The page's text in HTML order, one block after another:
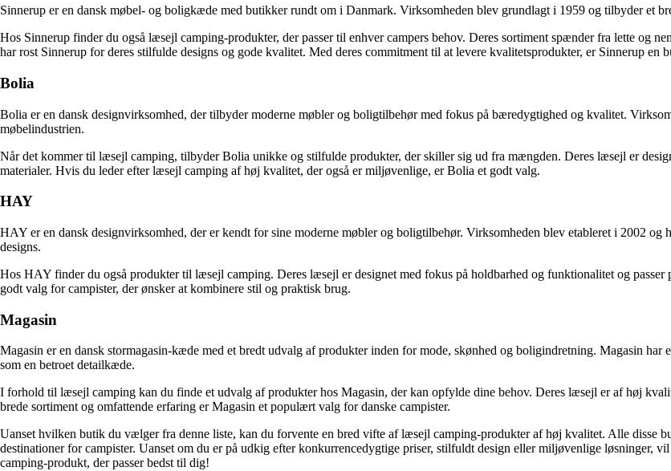
Sinnerup er en dansk møbel- og boligkæde med butikker rundt om i Danmark. Virksomheden blev grundlagt i 1959 og tilbyder et
Hos Sinnerup finder du også læsejl camping-produkter, der passer til enhver campers behov. Deres sortiment spænder fra lette og
har rost Sinnerup for deres stilfulde designs og gode kvalitet. Med deres commitment til at levere kvalitetsprodukter, er Sinnerup
Bolia
Bolia er en dansk designvirksomhed, der tilbyder moderne møbler og boligtilbehør med fokus på bæredygtighed og kvalitet.
møbelindustrien.
Når det kommer til læsejl camping, tilbyder Bolia unikke og stilfulde produkter, der skiller sig ud fra mængden. Deres læsejl er
materialer. Hvis du leder efter læsejl camping af høj kvalitet, der også er miljøvenlige, er Bolia et godt valg.
HAY
HAY er en dansk designvirksomhed, der er kendt for sine moderne møbler og boligtilbehør. Virksomheden blev etableret i 2002
designs.
Hos HAY finder du også produkter til læsejl camping. Deres læsejl er designet med fokus på holdbarhed og funktionalitet og
godt valg for campister, der ønsker at kombinere stil og praktisk brug.
Magasin
Magasin er en dansk stormagasin-kæde med et bredt udvalg af produkter inden for mode, skønhed og boligindretning. Magasin
som en betroet detailkæde.
I forhold til læsejl camping kan du finde et udvalg af produkter hos Magasin, der kan opfylde dine behov. Deres læsejl er af høj
brede sortiment og omfattende erfaring er Magasin et populært valg for danske campister.
Uanset hvilken butik du vælger fra denne liste, kan du forvente en bred vifte af læsejl camping-produkter af høj kvalitet. Alle disse
destinationer for campister. Uanset om du er på udkig efter konkurrencedygtige priser, stilfuldt design eller miljøvenlige løsninger,
camping-produkt, der passer bedst til dig!